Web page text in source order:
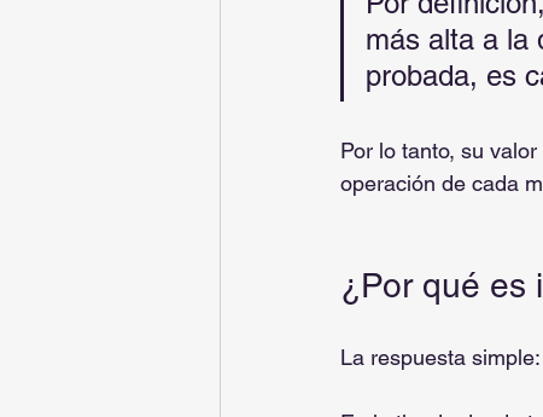
más alta a la
probada, es
Por lo tanto, su
operación de cada
¿Por qué es
La respuesta